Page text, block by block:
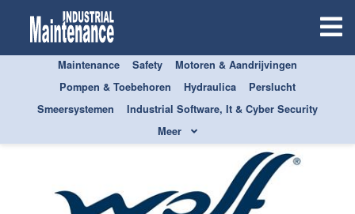
Maintenance Safety
Motoren & Aandrijvingen
Pompen & Toebehoren
Hydraulica
Perslucht
Smeersystemen
Industrial Software, It & Cyber Security
Meer
NIEUWS